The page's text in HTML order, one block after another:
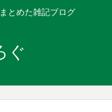
とめた雑記ブログ
ぐ